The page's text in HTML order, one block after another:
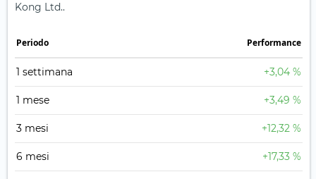
Kong Ltd..
Periodo Performance
1 settimana +3,04 %
1 mese +3,49 %
3 mesi +12,32 %
6 mesi +17,33 %